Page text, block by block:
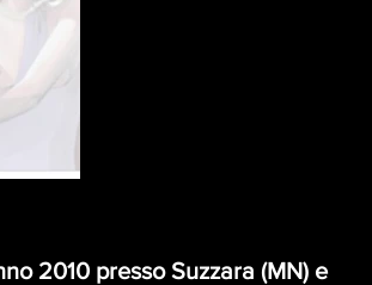
2010 presso Suzzara (MN) e